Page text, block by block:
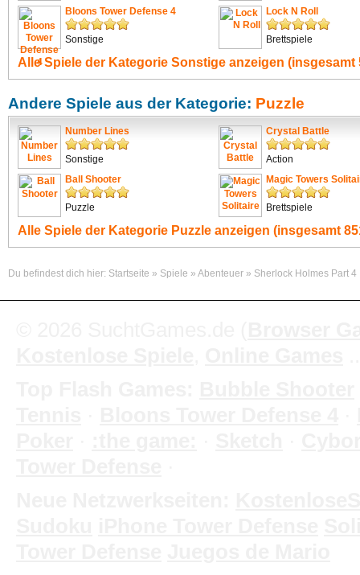
Bloons Tower Defense 4
Sonstige
Lock N Roll
Brettspiele
Alle Spiele der Kategorie Sonstige anzeigen (insgesamt
Andere Spiele aus der Kategorie: Puzzle
Number Lines
Sonstige
Crystal Battle
Action
Ball Shooter
Puzzle
Magic Towers
Brettspiele
Alle Spiele der Kategorie Puzzle anzeigen (insgesamt
Du befindest dich hier: Startseite » Spiele » Abenteuer » Sherlock Holmes Part 4